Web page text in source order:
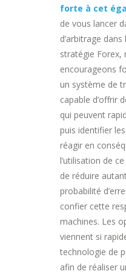
forte à cet
de vous lancer
d’arbitrage
stratégie Forex,
encourageons
un système de
capable d’offrir
qui peuvent
puis identifier
réagir en
l’utilisation de
de réduire
probabilité
confier cette
machines. Les
viennent si
technologie de
afin de réaliser